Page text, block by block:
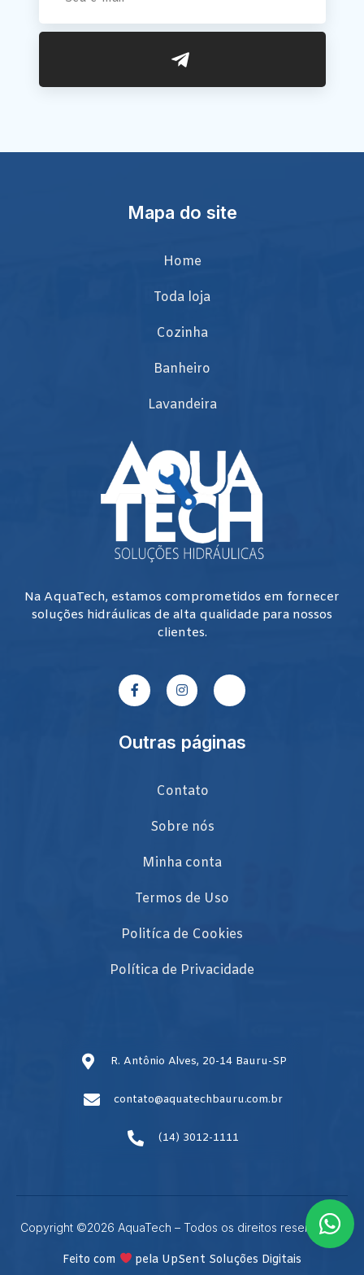
Mapa do site
Home
Toda loja
Cozinha
Banheiro
Lavandeira
Na AquaTech, estamos comprometidos em fornecer
soluções hidráulicas de alta qualidade para nossos
clientes.
Outras páginas
Contato
Sobre nós
Minha conta
Termos de Uso
Politíca de Cookies
Política de Privacidade
R. Antônio Alves, 20-14 Bauru-SP
contato@aquatechbauru.com.br
(14) 3012-1111
Copyright ©2026 AquaTech – Todos os direitos reservados.
Feito com pela UpSent Soluções Digitais